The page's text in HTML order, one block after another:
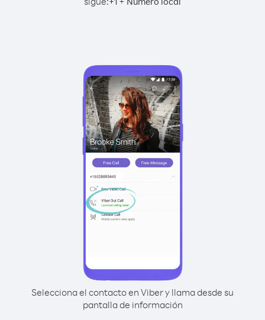
Selecciona el contacto en Viber y llama desde su
pantalla de información